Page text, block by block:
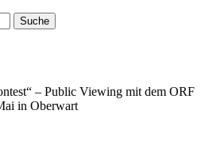
– Public Viewing mit dem ORF
in Oberwart